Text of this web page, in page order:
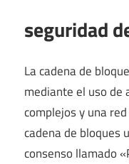
seguridad
La cadena de
mediante el uso
complejos y una
cadena de bloques
consenso llamado